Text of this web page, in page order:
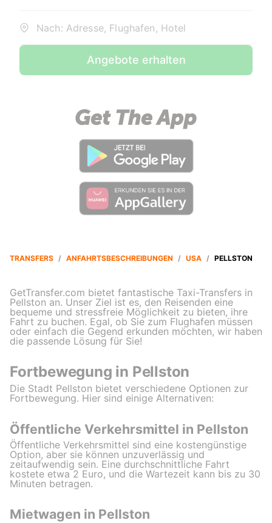
Nach: Adresse, Flughafen, Hotel
Angebote erhalten
TRANSFERS / ANFAHRTSBESCHREIBUNGEN / USA / PELLSTON
GetTransfer.com bietet fantastische Taxi-Transfers in
Pellston an. Unser Ziel ist es, den Reisenden eine
bequeme und stressfreie Möglichkeit zu bieten, ihre
Fahrt zu buchen. Egal, ob Sie zum Flughafen müssen
oder einfach die Gegend erkunden möchten, wir haben
die passende Lösung für Sie!
Fortbewegung in Pellston
Die Stadt Pellston bietet verschiedene Optionen zur
Fortbewegung. Hier sind einige Alternativen:
Öffentliche Verkehrsmittel in Pellston
Öffentliche Verkehrsmittel sind eine kostengünstige
Option, aber sie können unzuverlässig und
zeitaufwendig sein. Eine durchschnittliche Fahrt
kostete etwa 2 Euro, und die Wartezeit kann bis zu 30
Minuten betragen.
Mietwagen in Pellston